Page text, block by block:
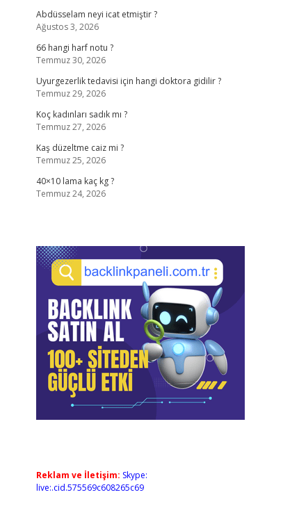
Abdüsselam neyi icat etmiştir ?
Ağustos 3, 2026
66 hangi harf notu ?
Temmuz 30, 2026
Uyurgezerlik tedavisi için hangi doktora gidilir ?
Temmuz 29, 2026
Koç kadınları sadık mı ?
Temmuz 27, 2026
Kaş düzeltme caiz mi ?
Temmuz 25, 2026
40×10 lama kaç kg ?
Temmuz 24, 2026
Reklam ve İletişim: Skype:
live:.cid.575569c608265c69